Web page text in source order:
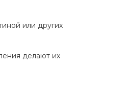
или других
делают их